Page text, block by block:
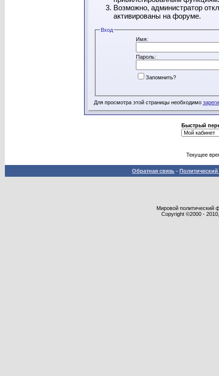
Возможно, администратор
активированы на форуме.
Вход
Имя:
Пароль:
Запомнить?
Для просмотра этой страницы необходимо
Быстрый
Текущее
Обратная связь -
Мировой политический
Copyright ©2000 -